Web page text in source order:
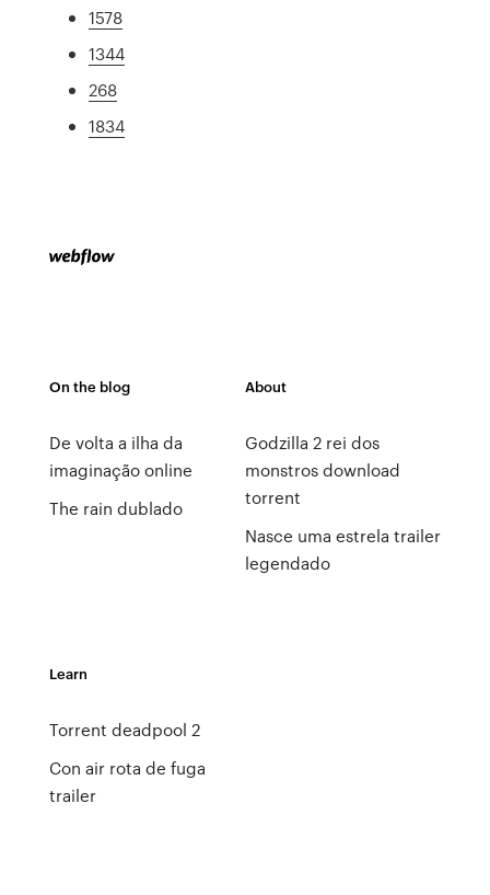
1578
1344
268
1834
On the blog
De volta a ilha da
imaginação online
The rain dublado
About
Godzilla 2 rei dos
monstros download
torrent
Nasce uma estrela trailer
legendado
Learn
Torrent deadpool 2
Con air rota de fuga
trailer